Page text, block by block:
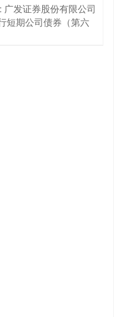
发证券股份有限公司
短期公司债券（第六